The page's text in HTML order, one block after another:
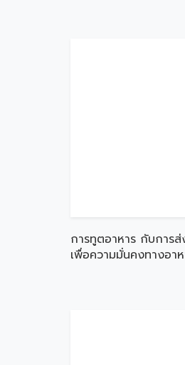
การทูตอาหาร กับการ
เพื่อความมั่นคงทางอา